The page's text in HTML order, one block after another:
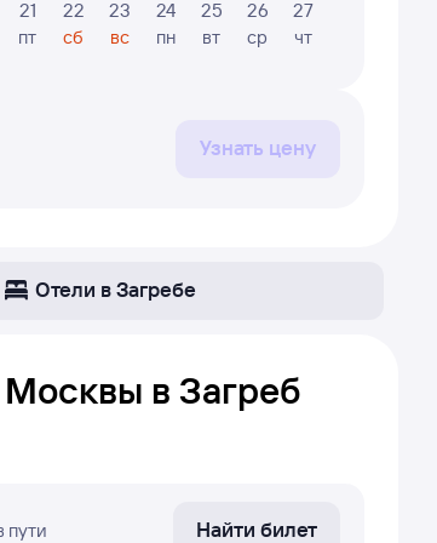
21
пт
22
сб
23
вс
24
пн
25
вт
26
ср
27
чт
Узнать цену
Отели в Загребе
в Загреб
сделать пересадку в нужном
пути Найти билет